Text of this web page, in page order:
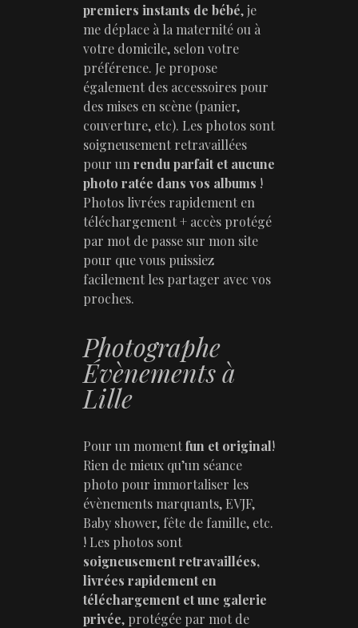
premiers instants de bébé, je
me déplace à la maternité ou à
votre domicile, selon votre
préférence. Je propose
également des accessoires pour
des mises en scène (panier,
couverture, etc). Les photos sont
soigneusement retravaillées
pour un rendu parfait et aucune
photo ratée dans vos albums !
Photos livrées rapidement en
téléchargement + accès protégé
par mot de passe sur mon site
pour que vous puissiez
facilement les partager avec vos
proches.
Photographe
Évènements à
Lille
Pour un momentfun et original!
Rien de mieux qu’un séance
photo pour immortaliser les
évènements marquants, EVJF,
Baby shower, fête de famille, etc.
! Les photos sont
soigneusement retravaillées,
livrées rapidement en
téléchargement et une galerie
privée, protégée par mot de